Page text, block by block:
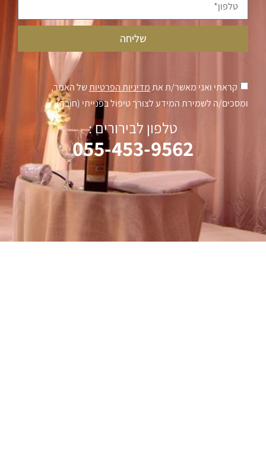
קראתי ואני מאשר/ת אתמדיניות הפרטיותשל האתר,
ומסכים/ה לשמירת המידע לצורך טיפול בפנייתי (חובה)
שליחה
טלפון לבירורים :
055-453-9562